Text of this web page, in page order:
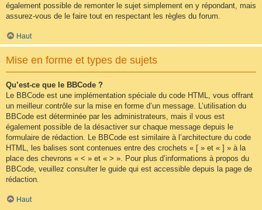
également possible de remonter le sujet simplement en y répondant, mais
assurez-vous de le faire tout en respectant les règles du forum.
Haut
Mise en forme et types de sujets
Qu’est-ce que le BBCode ?
Le BBCode est une implémentation spéciale du code HTML, vous offrant
un meilleur contrôle sur la mise en forme d’un message. L’utilisation du
BBCode est déterminée par les administrateurs, mais il vous est
également possible de la désactiver sur chaque message depuis le
formulaire de rédaction. Le BBCode est similaire à l’architecture du code
HTML, les balises sont contenues entre des crochets « [ » et « ] » à la
place des chevrons « < » et « > ». Pour plus d’informations à propos du
BBCode, veuillez consulter le guide qui est accessible depuis la page de
rédaction.
Haut